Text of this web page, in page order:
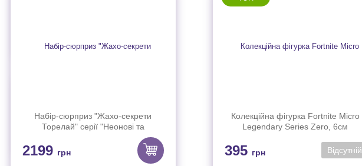
Набір-сюрприз "Жахо-секрети
Торелай" серії "Неонові та
2199 грн
Колекційна фігурка Fortnite Micro
Legendary Series Zero, 6см
395 грн Відсутній